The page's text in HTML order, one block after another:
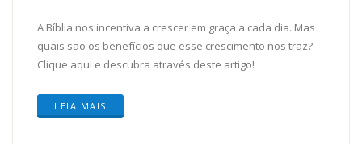
A Bíblia nos incentiva a crescer em graça a cada dia. Mas
quais são os benefícios que esse crescimento nos traz?
Clique aqui e descubra através deste artigo!
LEIA MAIS